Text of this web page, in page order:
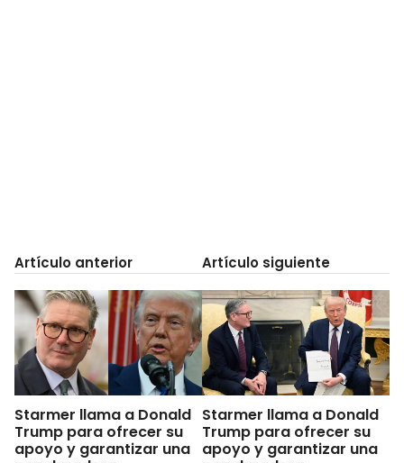
Artículo anterior
Starmer llama a Donald
Trump para ofrecer su
apoyo y garantizar una
Artículo siguiente
Starmer llama a Donald
Trump para ofrecer su
apoyo y garantizar una